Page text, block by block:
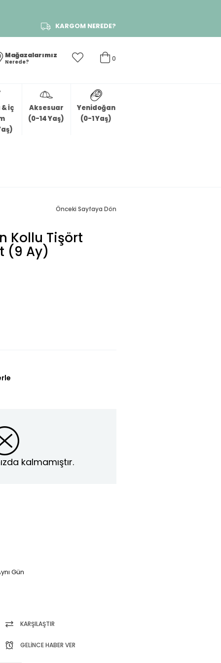
KARGOM NEREDE?
0
Mağazalarımız
Nerede?
İç
Aksesuar
(0-14 Yaş)
Yenidoğan
(0-1 Yaş)
Önceki Sayfaya Dön
Kollu Tişört
(9 Ay)
kalmamıştır.
Gün
KARŞILAŞTIR
GELINCE HABER VER